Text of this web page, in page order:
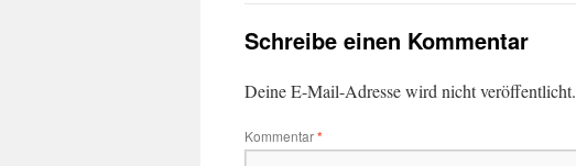
Schreibe einen Kommentar
Deine E-Mail-Adresse wird nicht veröffentlicht.
Kommentar*